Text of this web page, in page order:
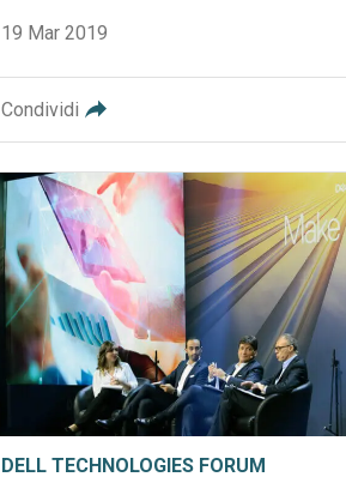
19 Mar 2019
Condividi
DELL TECHNOLOGIES FORUM